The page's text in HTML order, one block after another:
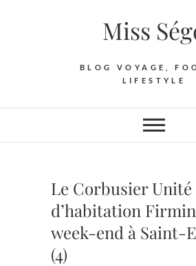
Miss
BLOG VOYAGE,
LIFESTYLE
Le Corbusier Unité
d’habitation
week-end à Saint-
(4)